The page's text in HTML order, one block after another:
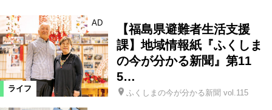
ライフ
AD
【福島県避難者生活支援
課】地域情報紙『ふくしま
の今が分かる新聞』第11
5…
ふくしまの今が分かる新聞 vol.115